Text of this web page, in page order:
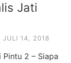
Jati
JULI 14, 2018
2 – Siapa